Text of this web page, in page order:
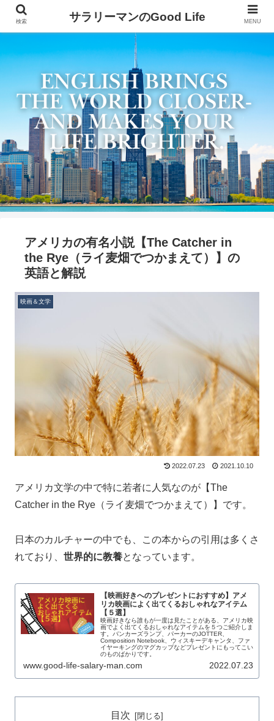
アメリカの有名小説【The Catcher in
the Rye（ライ麦畑でつかまえて）】の
英語と解説
映画＆文学
2022.07.23 2021.10.10
アメリカ文学の中で特に若者に人気なのが【The
Catcher in the Rye（ライ麦畑でつかまえて）】です。
日本のカルチャーの中でも、この本からの引用は多くさ
れており、 世界的に教養となっています。
【映画好きへのプレゼントにおすすめ】アメ
リカ映画によく出てくるおしゃれなアイテム
【５選】
映画好きなら誰もが一度は見たことがある、アメリカ映
画でよく出てくるおしゃれなアイテムを５つご紹介しま
す。バンカーズランプ、パーカーのJOTTER、
Composition Notebook、ウィスキーデキャンタ、ファ
イヤーキングのマグカップなどプレゼントにもってこい
のものばかりです。
www.good-life-salary-man.com 2022.07.23
目次
検索 サラリーマンのGood Life MENU